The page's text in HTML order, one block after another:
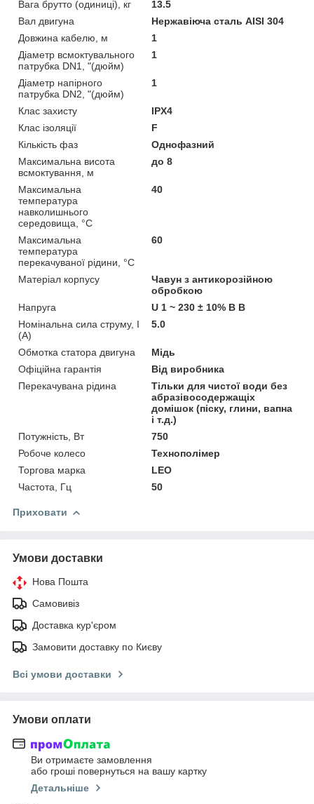
Вага брутто (одиниці), кг
13.5
Вал двигуна
Нержавіюча сталь AISI 304
Довжина кабелю, м
1
Діаметр всмоктувального
патрубка DN1, "(дюйм)
1
Діаметр напірного
патрубка DN2, "(дюйм)
1
Клас захисту
IPX4
Клас ізоляції
F
Кількість фаз
Однофазний
Максимальна висота
всмоктування, м
до 8
Максимальна
температура
навколишнього
середовища, °C
40
Максимальна
температура
перекачуваної рідини, °C
60
Матеріал корпусу
Чавун з антикорозійною
обробкою
Напруга
U 1 ~ 230 ± 10% В В
Номінальна сила струму, I
(А)
5.0
Обмотка статора двигуна
Мідь
Офіційна гарантія
Від виробника
Перекачувана рідина
Тільки для чистої води без
абразівосодержащіх
домішок (піску, глини, вапна
і т.д.)
Потужність, Вт
750
Робоче колесо
Технополімер
Торгова марка
LEO
Частота, Гц
50
Приховати
Умови доставки
Нова Пошта
Самовивіз
Доставка кур'єром
Замовити доставку по Києву
Всі умови доставки
Умови оплати
Ви отримаєте замовлення
або гроші повернуться на вашу картку
Детальніше